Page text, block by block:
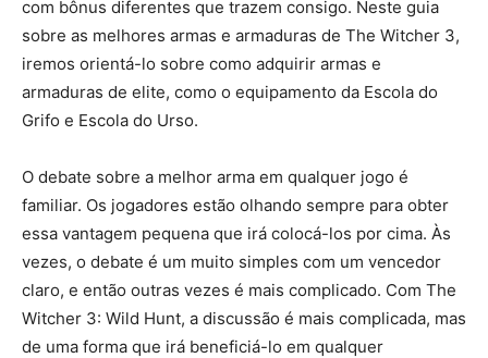
com bônus diferentes que trazem consigo. Neste guia
sobre as melhores armas e armaduras de The Witcher 3,
iremos orientá-lo sobre como adquirir armas e
armaduras de elite, como o equipamento da Escola do
Grifo e Escola do Urso.
O debate sobre a melhor arma em qualquer jogo é
familiar. Os jogadores estão olhando sempre para obter
essa vantagem pequena que irá colocá-los por cima. Às
vezes, o debate é um muito simples com um vencedor
claro, e então outras vezes é mais complicado. Com The
Witcher 3: Wild Hunt, a discussão é mais complicada, mas
de uma forma que irá beneficiá-lo em qualquer